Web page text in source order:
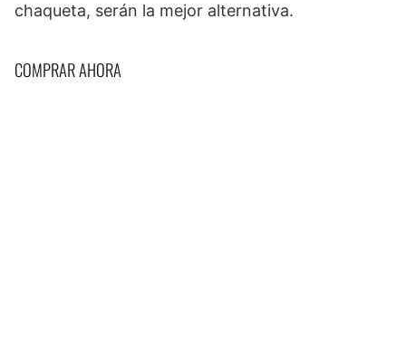
chaqueta, serán la mejor alternativa.
COMPRAR AHORA